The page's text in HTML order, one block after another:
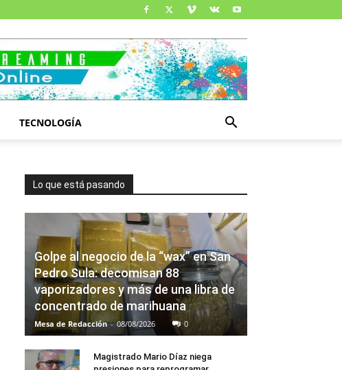
TECNOLOGÍA
Lo que está pasando
Golpe al negocio de la “wax” en San
Pedro Sula: decomisan 88
vaporizadores y más de una libra de
concentrado de marihuana
Mesa de Redacción - 08/08/2026 0
Magistrado Mario Díaz niega